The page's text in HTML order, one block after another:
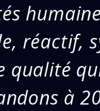
réactif,
qualité
à